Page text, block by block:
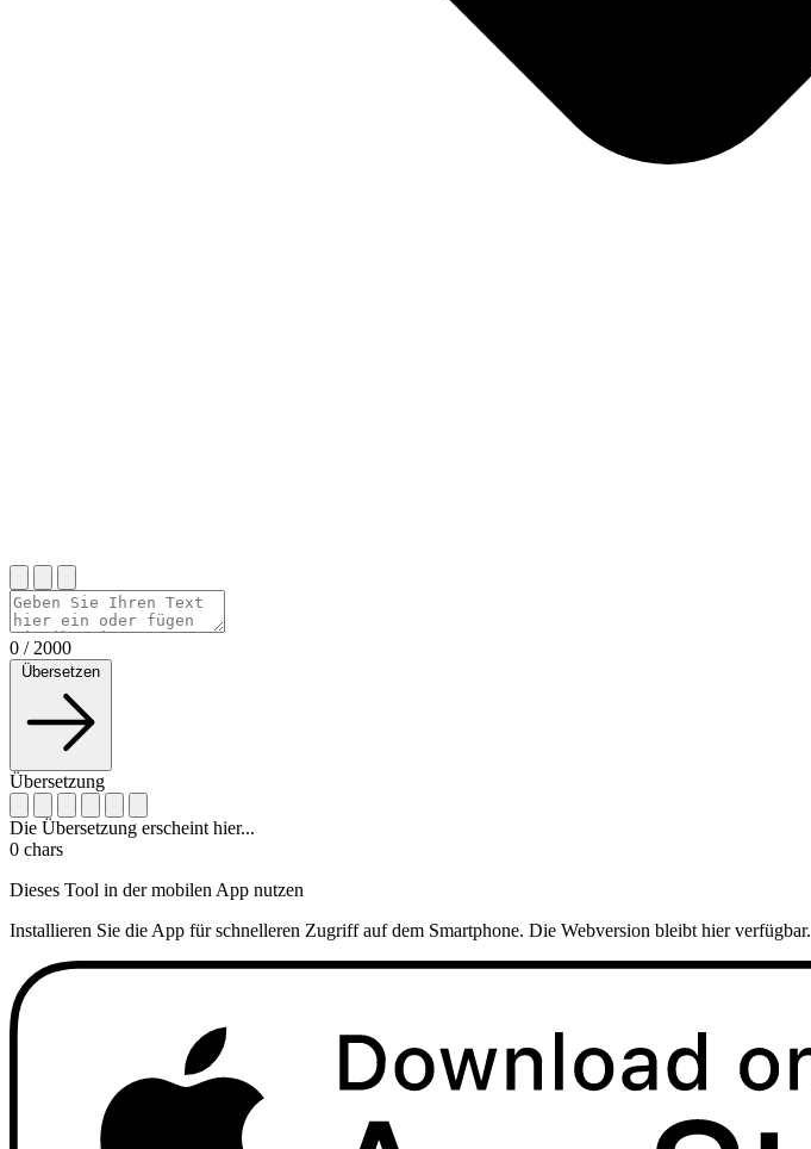
0 / 2000
Übersetzen
Übersetzung
Die Übersetzung erscheint hier...
0 chars
Dieses Tool in der mobilen App nutzen
Installieren Sie die App für schnelleren Zugriff auf dem Smartphone. Die Webversion bleibt hier verfügbar.